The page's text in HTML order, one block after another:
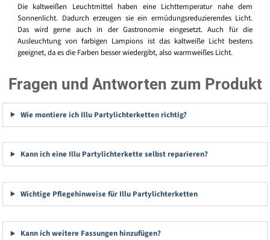
Die kaltweißen Leuchtmittel haben eine Lichttemperatur nahe dem
Sonnenlicht. Dadurch erzeugen sie ein ermüdungsreduzierendes Licht.
Das wird gerne auch in der Gastronomie eingesetzt. Auch für die
Ausleuchtung von farbigen Lampions ist das kaltweiße Licht bestens
geeignet, da es die Farben besser wiedergibt, also warmweißes Licht.
Fragen und Antworten zum Produkt
Wie montiere ich Illu Partylichterketten richtig?
Kann ich eine Illu Partylichterkette selbst reparieren?
Wichtige Pflegehinweise für Illu Partylichterketten
Kann ich weitere Fassungen hinzufügen?